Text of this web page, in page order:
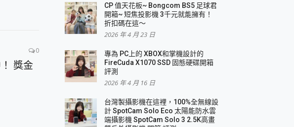
費送你 300分鐘轉寫
趕快來AGI亞奇雷挑戰任務抽 PS5！
線急速行動電源 開箱 評測
給您優異的安全性與強大供電效能
4K IPS 輕薄商用智慧聯網螢幕 開箱 評測
M3 3 in 1可攜摺疊無線充電器 開箱 評測
，音質、通話也很優質
0
獎金
CP 值天花板~ Bongcom BS5 足球君
開箱~ 短焦投影機 3千元就能擁有！
折扣碼在這～
2026 年 4 月 23 日
專為 PC上的 XBOX和掌機設計的
FireCuda X1070 SSD 固態硬碟開箱
評測
2026 年 4 月 16 日
台灣製攝影機在這裡，100%全無線設
計 SpotCam Solo Eco 太陽能防水雲
端攝影機 SpotCam Solo 3 2.5K高畫